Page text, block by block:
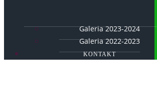
Galeria 2023-2024
Galeria 2022-2023
KONTAKT